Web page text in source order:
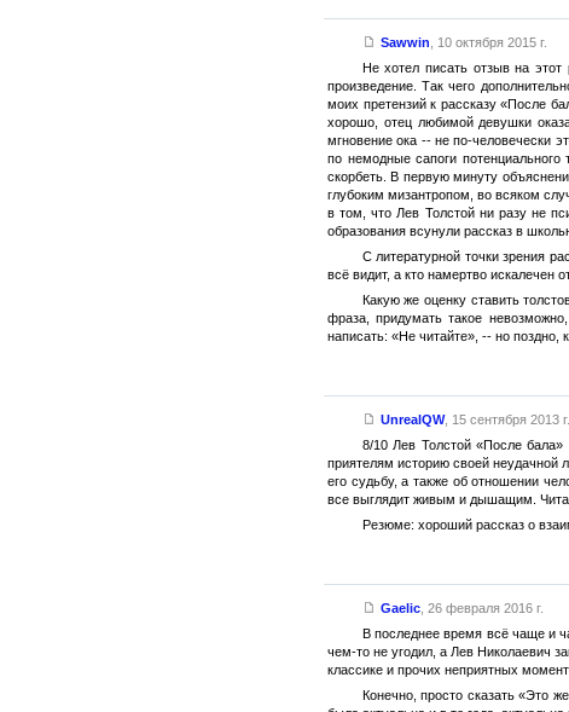
Sawwin
10 октября 2015 г.
Не хотел писать отзыв на этот
произведение. Так чего
моих претензий к рассказу «После
хорошо, отец любимой девушки
мгновение ока -- не по-человечески
по немодные сапоги потенциального
скорбеть. В первую минуту
глубоким мизантропом, во всяком
в том, что Лев Толстой ни разу не
образования всунули рассказ в
С литературной точки зрения
всё видит, а кто намертво искалечен
Какую же оценку ставить
фраза, придумать такое
написать: «Не читайте», -- но поздно,
UnrealQW, 15 сентября 2013 г.
8/10 Лев Толстой «После бала»
приятелям историю своей неудачной
его судьбу, а также об отношении
все выглядит живым и дышащим.
Резюме: хороший рассказ о
Gaelic, 26 февраля 2016 г.
В последнее время всё чаще и
чем-то не угодил, а Лев Николаевич
классике и прочих неприятных
Конечно, просто сказать «Это